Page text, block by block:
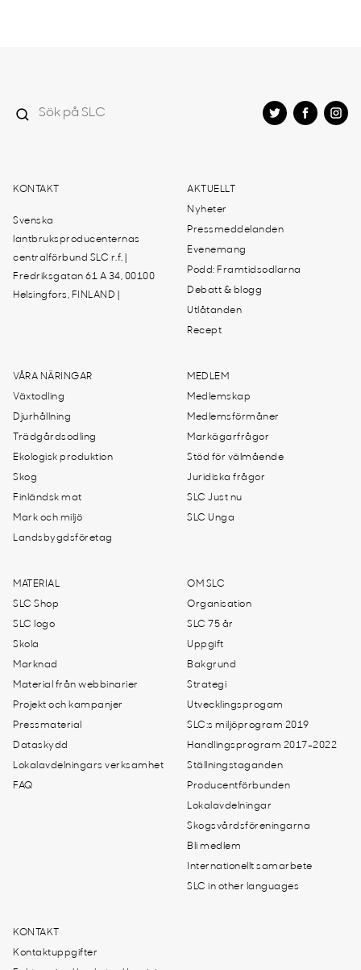
KONTAKT
Svenska
lantbruksproducenternas
centralförbund SLC r.f. |
Fredriksgatan 61 A 34, 00100
Helsingfors, FINLAND |
AKTUELLT
Nyheter
Pressmeddelanden
Evenemang
Podd: Framtidsodlarna
Debatt & blogg
Utlåtanden
Recept
VÅRA NÄRINGAR
Växtodling
Djurhållning
Trädgårdsodling
Ekologisk produktion
Skog
Finländsk mat
Mark och miljö
Landsbygdsföretag
MEDLEM
Medlemskap
Medlemsförmåner
Markägarfrågor
Stöd för välmående
Juridiska frågor
SLC Just nu
SLC Unga
MATERIAL
SLC Shop
SLC logo
Skola
Marknad
Material från webbinarier
Projekt och kampanjer
Pressmaterial
Dataskydd
Lokalavdelningars verksamhet
FAQ
OM SLC
Organisation
SLC 75 år
Uppgift
Bakgrund
Strategi
Utvecklingsprogam
SLC:s miljöprogram 2019
Handlingsprogram 2017-2022
Ställningstaganden
Producentförbunden
Lokalavdelningar
Skogsvårdsföreningarna
Bli medlem
Internationellt samarbete
SLC in other languages
KONTAKT
Kontaktuppgifter